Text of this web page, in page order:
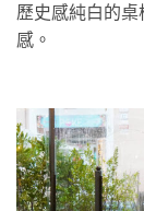
歷史感純白的
感。